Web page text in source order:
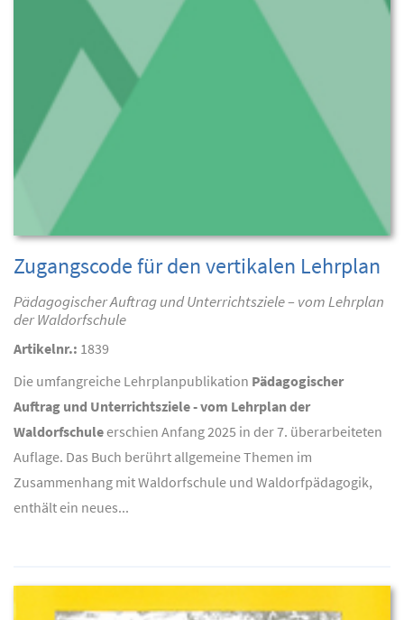
Zugangscode für den vertikalen Lehrplan
Pädagogischer Auftrag und Unterrichtsziele – vom Lehrplan
der Waldorfschule
Artikelnr.: 1839
Die umfangreiche Lehrplanpublikation Pädagogischer
Auftrag und Unterrichtsziele - vom Lehrplan der
Waldorfschuleerschien Anfang 2025 in der 7. überarbeiteten
Auflage. Das Buch berührt allgemeine Themen im
Zusammenhang mit Waldorfschule und Waldorfpädagogik,
enthält ein neues...